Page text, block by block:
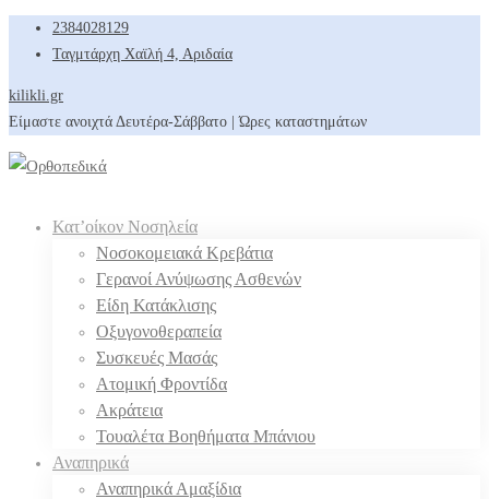
2384028129
Ταγμτάρχη Χαϊλή 4, Αριδαία
kilikli.gr
Είμαστε ανοιχτά Δευτέρα-Σάββατο | Ώρες καταστημάτων
Κατ’οίκον Νοσηλεία
Νοσοκομειακά Κρεβάτια
Γερανοί Ανύψωσης Ασθενών
Είδη Κατάκλισης
Οξυγονοθεραπεία
Συσκευές Μασάς
Ατομική Φροντίδα
Ακράτεια
Τουαλέτα Βοηθήματα Μπάνιου
Αναπηρικά
Αναπηρικά Αμαξίδια